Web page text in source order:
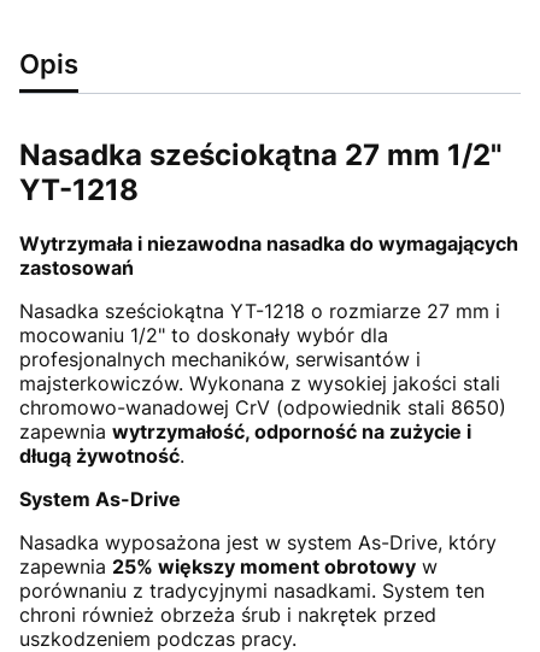
Opis
Nasadka sześciokątna 27 mm 1/2"
YT-1218
Wytrzymała i niezawodna nasadka do wymagających
zastosowań
Nasadka sześciokątna YT-1218 o rozmiarze 27 mm i
mocowaniu 1/2" to doskonały wybór dla
profesjonalnych mechaników, serwisantów i
majsterkowiczów. Wykonana z wysokiej jakości stali
chromowo-wanadowej CrV (odpowiednik stali 8650)
zapewnia wytrzymałość, odporność na zużycie i
długą żywotność.
System As-Drive
Nasadka wyposażona jest w system As-Drive, który
zapewnia 25% większy moment obrotowy w
porównaniu z tradycyjnymi nasadkami. System ten
chroni również obrzeża śrub i nakrętek przed
uszkodzeniem podczas pracy.